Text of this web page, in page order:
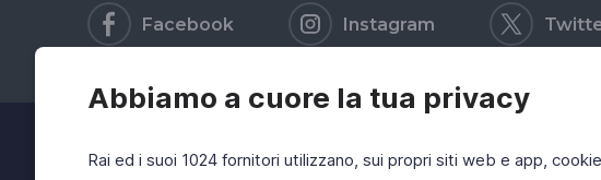
Abbiamo a cuore la tua privacy
Rai ed i suoi 1024 fornitori utilizzano, sui propri siti web e app,
Facebook Instagram